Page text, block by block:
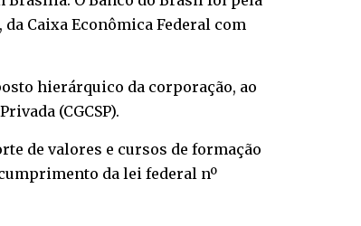
Caixa Econômica Federal com
hierárquico da corporação, ao
(CGCSP).
de valores e cursos de formação
da lei federal nº